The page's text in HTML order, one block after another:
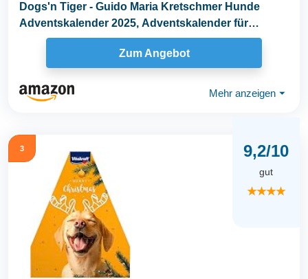
Dogs'n Tiger - Guido Maria Kretschmer Hunde
Adventskalender 2025, Adventskalender für
Hunde...
Zum Angebot
Mehr anzeigen ⏷
3 9,2/10
gut
★★★★